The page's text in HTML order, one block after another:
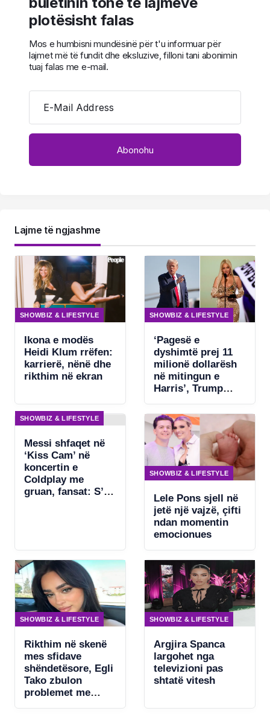
plotësisht falas
Mos e humbisni mundësinë për t'u informuar për
lajmet më të fundit dhe eksluzive, filloni tani abonimin
tuaj falas me e-mail.
E-Mail Address
Lajme të ngjashme
SHOWBIZ & LIFESTYLE
Ikona e modës
Heidi Klum rrëfen:
karrierë, nënë dhe
rikthim në ekran
SHOWBIZ & LIFESTYLE
‘Pagesë e
dyshimtë prej 11
milionë dollarësh
në mitingun e
Harris’, Trump
penale për
Beyonce
SHOWBIZ & LIFESTYLE
Messi shfaqet në
‘Kiss Cam’ në
koncertin e
Coldplay me
gruan, fansat: S’ka
SHOWBIZ & LIFESTYLE
Lele Pons sjell në
jetë një vajzë, çifti
ndan momentin
emocionues
SHOWBIZ & LIFESTYLE
Rikthim në skenë
mes sfidave
shëndetësore, Egli
Tako zbulon
problemet me
SHOWBIZ & LIFESTYLE
Argjira Spanca
largohet nga
televizioni pas
shtatë vitesh